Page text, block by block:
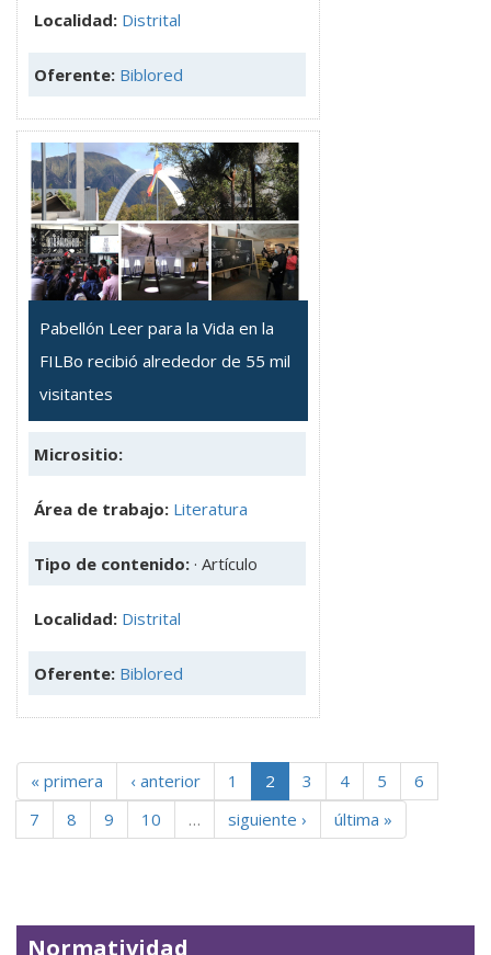
Localidad: Distrital
Oferente: Biblored
Pabellón Leer para la Vida en la
FILBo recibió alrededor de 55 mil
visitantes
Micrositio:
Área de trabajo: Literatura
Tipo de contenido: · Artículo
Localidad: Distrital
Oferente: Biblored
« primera ‹ anterior 1 2 3 4 5
6
7
8 9 10 … siguiente › última »
Normatividad